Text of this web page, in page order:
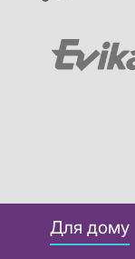
Для дому